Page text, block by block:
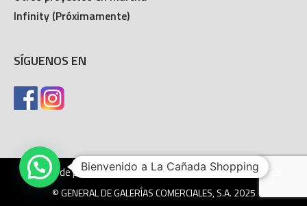
Infinity (Próximamente)
SÍGUENOS EN
Política de privacidad Aviso legal Política de cookies
© GENERAL DE GALERÍAS COMERCIALES, S.A. 2025
Bienvenido a La Cañada Shopping